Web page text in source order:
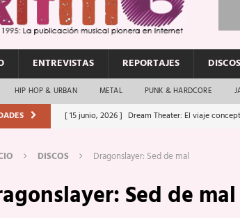
ENTREVISTAS REPORTAJES DISCOS
HIP HOP & URBAN METAL PUNK & HARDCORE
[ 15 junio, 2026 ] Dream Theater: El viaje
[ 11 junio, 2026 ] Vamos Con Todo: El rock
[ 1 junio, 2026 ]
Ave Exsilyum, los que van a
[ 24 mayo, 2026 ]
DISCOS Dragonslayer: Sed de mal
Sed de mal